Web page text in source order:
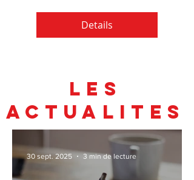
Details
LES
ACTUALITES
30 sept. 2025 3 min de lecture